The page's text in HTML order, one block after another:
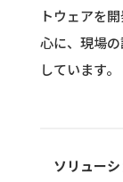
トウェアを
心に、現場
しています。
ソリュー